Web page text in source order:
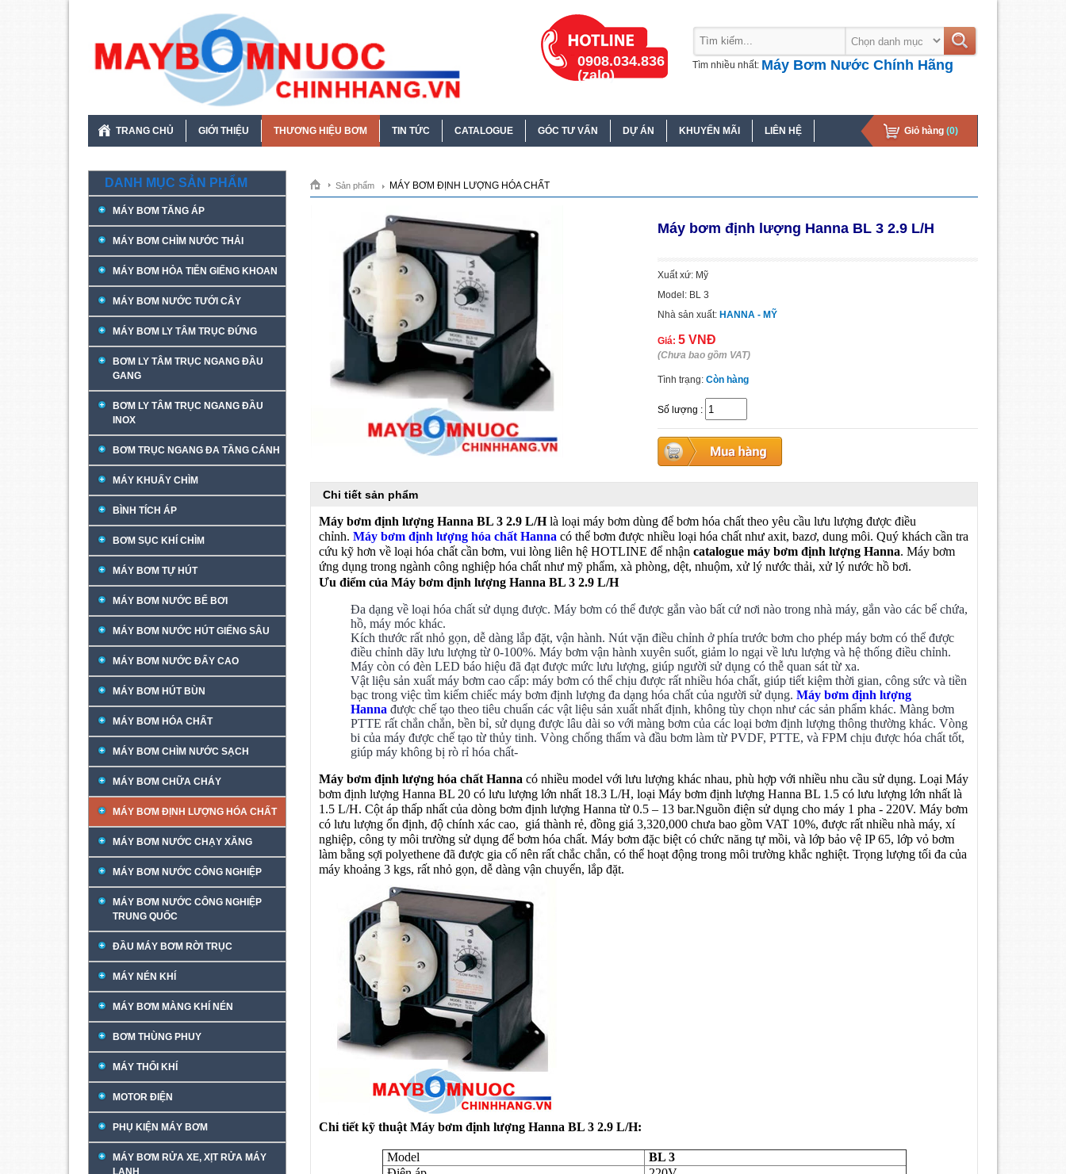
Tìm nhiều nhất: Máy Bơm Nước Chính Hãng
0908.034.836
(zalo)
TRANG CHỦ GIỚI THIỆU THƯƠNG HIỆU BƠM TIN TỨC CATALOGUE GÓC TƯ VẤN DỰ ÁN KHUYẾN MÃI LIÊN HỆ Giỏ hàng (0)
DANH MỤC SẢN PHẨM
MÁY BƠM TĂNG ÁP
MÁY BƠM CHÌM NƯỚC THẢI
MÁY BƠM HỎA TIỄN GIẾNG KHOAN
MÁY BƠM NƯỚC TƯỚI CÂY
MÁY BƠM LY TÂM TRỤC ĐỨNG
BƠM LY TÂM TRỤC NGANG ĐẦU
GANG
BƠM LY TÂM TRỤC NGANG ĐẦU
INOX
BƠM TRỤC NGANG ĐA TẦNG CÁNH
MÁY KHUẤY CHÌM
BÌNH TÍCH ÁP
BƠM SỤC KHÍ CHÌM
MÁY BƠM TỰ HÚT
MÁY BƠM NƯỚC BỂ BƠI
MÁY BƠM NƯỚC HÚT GIẾNG SÂU
MÁY BƠM NƯỚC ĐẨY CAO
MÁY BƠM HÚT BÙN
MÁY BƠM HÓA CHẤT
MÁY BƠM CHÌM NƯỚC SẠCH
MÁY BƠM CHỮA CHÁY
MÁY BƠM ĐỊNH LƯỢNG HÓA CHẤT
MÁY BƠM NƯỚC CHẠY XĂNG
MÁY BƠM NƯỚC CÔNG NGHIỆP
MÁY BƠM NƯỚC CÔNG NGHIỆP
TRUNG QUỐC
ĐẦU MÁY BƠM RỜI TRỤC
MÁY NÉN KHÍ
MÁY BƠM MÀNG KHÍ NÉN
BƠM THÙNG PHUY
MÁY THỔI KHÍ
MOTOR ĐIỆN
PHỤ KIỆN MÁY BƠM
MÁY BƠM RỬA XE, XỊT RỬA MÁY
LẠNH
Sản phẩm MÁY BƠM ĐỊNH LƯỢNG HÓA CHẤT
Máy bơm định lượng Hanna BL 3 2.9 L/H
Xuất xứ: Mỹ
Model: BL 3
Nhà sản xuất: HANNA - MỸ
Giá: 5 VNĐ
(Chưa bao gồm VAT)
Tình trạng: Còn hàng
Số lượng :
Chi tiết sản phẩm
Máy bơm định lượng Hanna BL 3 2.9 L/Hlà loại máy bơm dùng để bơm hóa chất theo yêu cầu lưu lượng được điều
chỉnh. Máy bơm định lượng hóa chất Hanna có thể bơm được nhiều loại hóa chất như axit, bazơ, dung môi. Quý khách cần tra
cứu kỹ hơn về loại hóa chất cần bơm, vui lòng liên hệ HOTLINE để nhận catalogue máy bơm định lượng Hanna. Máy bơm
ứng dụng trong ngành công nghiệp hóa chất như mỹ phẩm, xà phòng, dệt, nhuộm, xử lý nước thải, xử lý nước hồ bơi.
Ưu điểm của Máy bơm định lượng Hanna BL 3 2.9 L/H
Đa dạng về loại hóa chất sử dụng được. Máy bơm có thể được gắn vào bất cứ nơi nào trong nhà máy, gắn vào các bể chứa,
hồ, máy móc khác.
Kích thước rất nhỏ gọn, dễ dàng lắp đặt, vận hành. Nút vặn điều chỉnh ở phía trước bơm cho phép máy bơm có thể được
điều chỉnh dãy lưu lượng từ 0-100%. Máy bơm vận hành xuyên suốt, giảm lo ngại về lưu lượng và hệ thống điều chỉnh.
Máy còn có đèn LED báo hiệu đã đạt được mức lưu lượng, giúp người sử dụng có thễ quan sát từ xa.
Vật liệu sản xuất máy bơm cao cấp: máy bơm có thể chịu được rất nhiều hóa chất, giúp tiết kiệm thời gian, công sức và tiền
bạc trong việc tìm kiếm chiếc máy bơm định lượng đa dạng hóa chất của người sử dụng. Máy bơm định lượng
Hanna được chế tạo theo tiêu chuẩn các vật liệu sản xuất nhất định, không tùy chọn như các sản phẩm khác. Màng bơm
PTTE rất chắn chắn, bền bỉ, sử dụng được lâu dài so với màng bơm của các loại bơm định lượng thông thường khác. Vòng
bi của máy được chế tạo từ thủy tinh. Vòng chống thấm và đầu bơm làm từ PVDF, PTTE, và FPM chịu được hóa chất tốt,
giúp máy không bị rò rỉ hóa chất-
Máy bơm định lượng hóa chất Hanna có nhiều model với lưu lượng khác nhau, phù hợp với nhiều nhu cầu sử dụng. Loại Máy
bơm định lượng Hanna BL 20 có lưu lượng lớn nhất 18.3 L/H, loại Máy bơm định lượng Hanna BL 1.5 có lưu lượng lớn nhất là
1.5 L/H. Cột áp thấp nhất của dòng bơm định lượng Hanna từ 0.5 – 13 bar.Nguồn điện sử dụng cho máy 1 pha - 220V. Máy bơm
có lưu lượng ổn định, độ chính xác cao, giá thành rẻ, đồng giá 3,320,000 chưa bao gồm VAT 10%, được rất nhiều nhà máy, xí
nghiệp, công ty môi trường sử dụng để bơm hóa chất. Máy bơm đặc biệt có chức năng tự mồi, và lớp bảo vệ IP 65, lớp vỏ bơm
làm bằng sợi polyethene đã được gia cố nên rất chắc chắn, có thể hoạt động trong môi trường khắc nghiệt. Trọng lượng tối đa của
máy khoảng 3 kgs, rất nhỏ gọn, dễ dàng vận chuyển, lắp đặt.
Chi tiết kỹ thuật Máy bơm định lượng Hanna BL 3 2.9 L/H:
Model
BL 3